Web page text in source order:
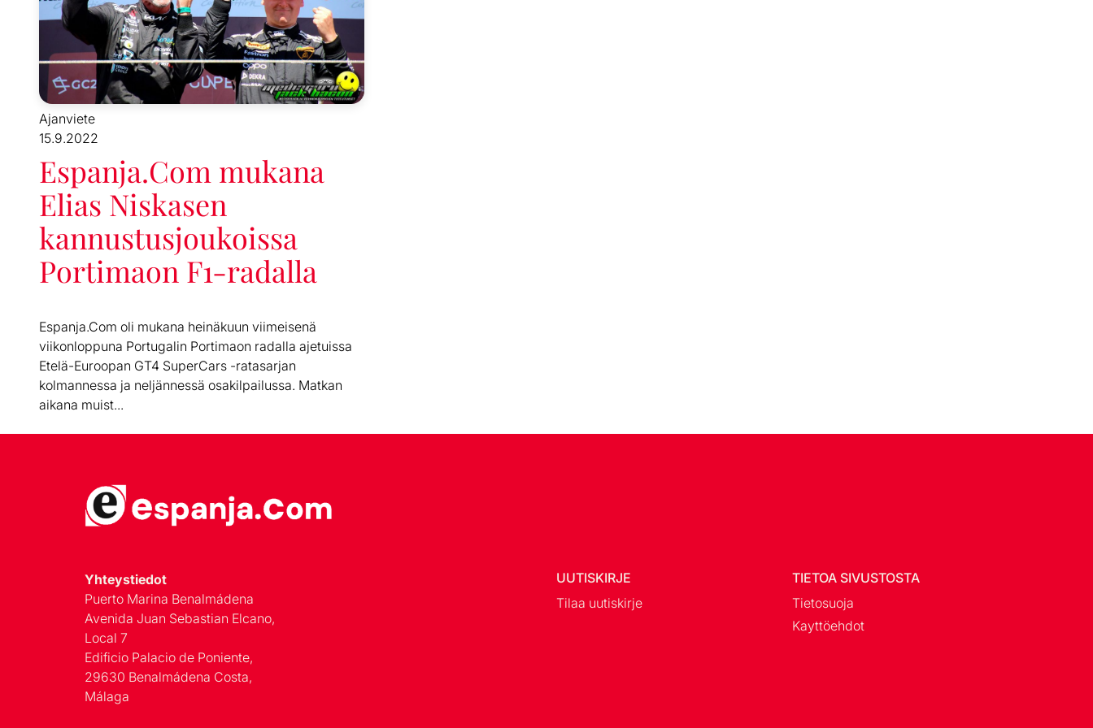
Ajanviete
15.9.2022
Espanja.Com mukana
Elias Niskasen
kannustusjoukoissa
Portimaon F1-radalla
Espanja.Com oli mukana heinäkuun viimeisenä
viikonloppuna Portugalin Portimaon radalla ajetuissa
Etelä-Euroopan GT4 SuperCars -ratasarjan
kolmannessa ja neljännessä osakilpailussa. Matkan
aikana muist...
Yhteystiedot
Puerto Marina Benalmádena
Avenida Juan Sebastian Elcano,
Local 7
Edificio Palacio de Poniente,
29630 Benalmádena Costa,
Málaga
UUTISKIRJE
Tilaa uutiskirje
TIETOA SIVUSTOSTA
Tietosuoja
Kayttöehdot